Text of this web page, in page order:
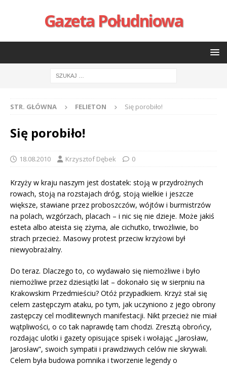
Gazeta Południowa
STR. GŁÓWNA FELIETON Się porobiło!
Się porobiło!
18.08.2010 Krzysztof Dębek 0
Krzyży w kraju naszym jest dostatek: stoją w przydrożnych
rowach, stoją na rozstajach dróg, stoją wielkie i jeszcze
większe, stawiane przez proboszczów, wójtów i burmistrzów
na polach, wzgórzach, placach – i nic się nie dzieje. Może jakiś
esteta albo ateista się zżyma, ale cichutko, trwożliwie, bo
strach przecież. Masowy protest przeciw krzyżowi był
niewyobrażalny.
Do teraz. Dlaczego to, co wydawało się niemożliwe i było
niemożliwe przez dziesiątki lat – dokonało się w sierpniu na
Krakowskim Przedmieściu? Otóż przypadkiem. Krzyż stał się
celem zastępczym ataku, po tym, jak uczyniono z jego obrony
zastępczy cel modlitewnych manifestacji. Nikt przecież nie miał
wątpliwości, o co tak naprawdę tam chodzi. Zresztą obrońcy,
rozdając ulotki i gazety opisujące spisek i wołając „Jarosław,
Jarosław”, swoich sympatii i prawdziwych celów nie skrywali.
Celem była budowa pomnika i tworzenie legendy o